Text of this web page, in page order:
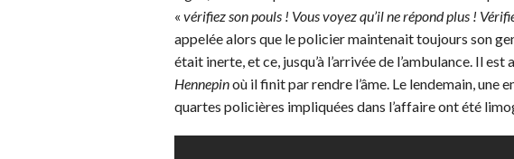
«vérifiez son pouls ! Vous voyez qu’il ne répond plus !
appelée alors que le policier maintenait toujours son
était inerte, et ce, jusqu’à l’arrivée de l’ambulance. Il
Hennepinoù il finit par rendre l’âme. Le lendemain, une
quartes policières impliquées dans l’affaire ont été